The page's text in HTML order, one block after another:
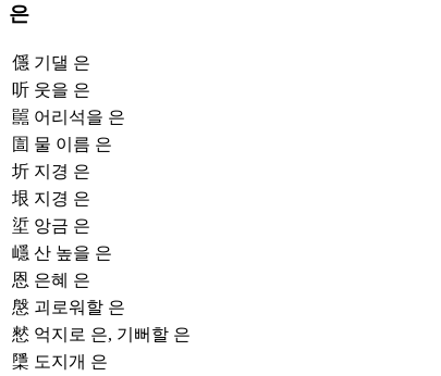
은
㒚 기댈 은
听 웃을 은
嚚 어리석을 은
圁 물 이름 은
圻 지경 은
垠 지경 은
垽 앙금 은
嶾 산 높을 은
恩 은혜 은
慇 괴로워할 은
憖 억지로 은, 기뻐할 은
檃 도지개 은